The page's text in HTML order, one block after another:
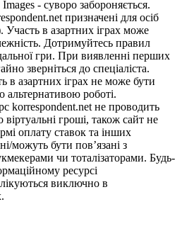
- суворо забороняється.
призначені для осіб
в азартних іграх може
Дотримуйтесь правил
гри. При виявленні перших
зверніться до спеціаліста.
в азартних іграх не може бути
альтернативою роботі.
korrespondent.net не проводить
віртуальні гроші, також сайт не
оплату ставок та інших
можуть бути пов’язані з
чи тоталізаторами. Будь-
ресурсі
виключно в